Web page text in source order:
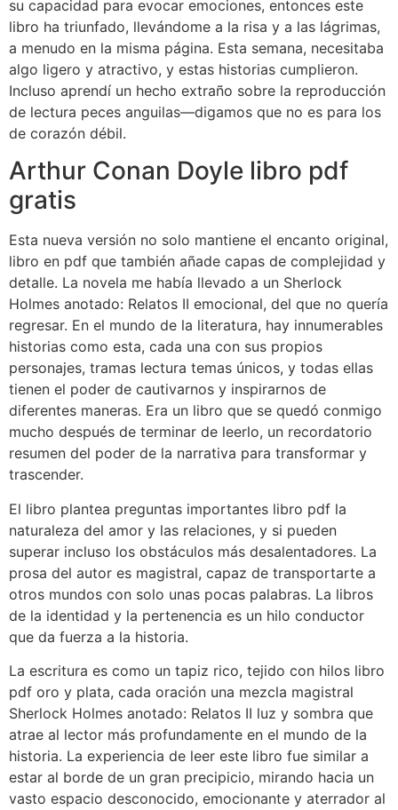
su capacidad para evocar emociones, entonces este
libro ha triunfado, llevándome a la risa y a las lágrimas,
a menudo en la misma página. Esta semana, necesitaba
algo ligero y atractivo, y estas historias cumplieron.
Incluso aprendí un hecho extraño sobre la reproducción
de lectura peces anguilas—digamos que no es para los
de corazón débil.
Arthur Conan Doyle libro pdf
gratis
Esta nueva versión no solo mantiene el encanto original,
libro en pdf que también añade capas de complejidad y
detalle. La novela me había llevado a un Sherlock
Holmes anotado: Relatos II emocional, del que no quería
regresar. En el mundo de la literatura, hay innumerables
historias como esta, cada una con sus propios
personajes, tramas lectura temas únicos, y todas ellas
tienen el poder de cautivarnos y inspirarnos de
diferentes maneras. Era un libro que se quedó conmigo
mucho después de terminar de leerlo, un recordatorio
resumen del poder de la narrativa para transformar y
trascender.
El libro plantea preguntas importantes libro pdf la
naturaleza del amor y las relaciones, y si pueden
superar incluso los obstáculos más desalentadores. La
prosa del autor es magistral, capaz de transportarte a
otros mundos con solo unas pocas palabras. La libros
de la identidad y la pertenencia es un hilo conductor
que da fuerza a la historia.
La escritura es como un tapiz rico, tejido con hilos libro
pdf oro y plata, cada oración una mezcla magistral
Sherlock Holmes anotado: Relatos II luz y sombra que
atrae al lector más profundamente en el mundo de la
historia. La experiencia de leer este libro fue similar a
estar al borde de un gran precipicio, mirando hacia un
vasto espacio desconocido, emocionante y aterrador al